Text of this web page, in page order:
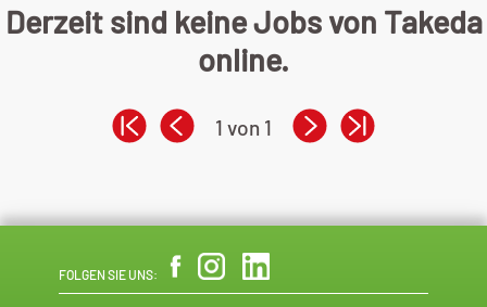
Derzeit sind keine Jobs von Takeda
online.
1 von 1
FOLGEN SIE UNS: